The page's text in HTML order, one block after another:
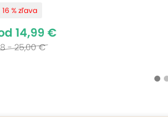
to, na čo máte práve
16 % zľava
14,99 €
- 25,00 €